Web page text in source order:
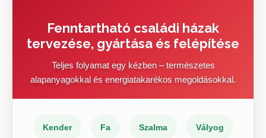
Fenntartható családi házak
tervezése, gyártása és felépítése
Teljes folyamat egy kézben – természetes
alapanyagokkal és energiatakarékos megoldásokkal.
Kender Fa Szalma Vályog